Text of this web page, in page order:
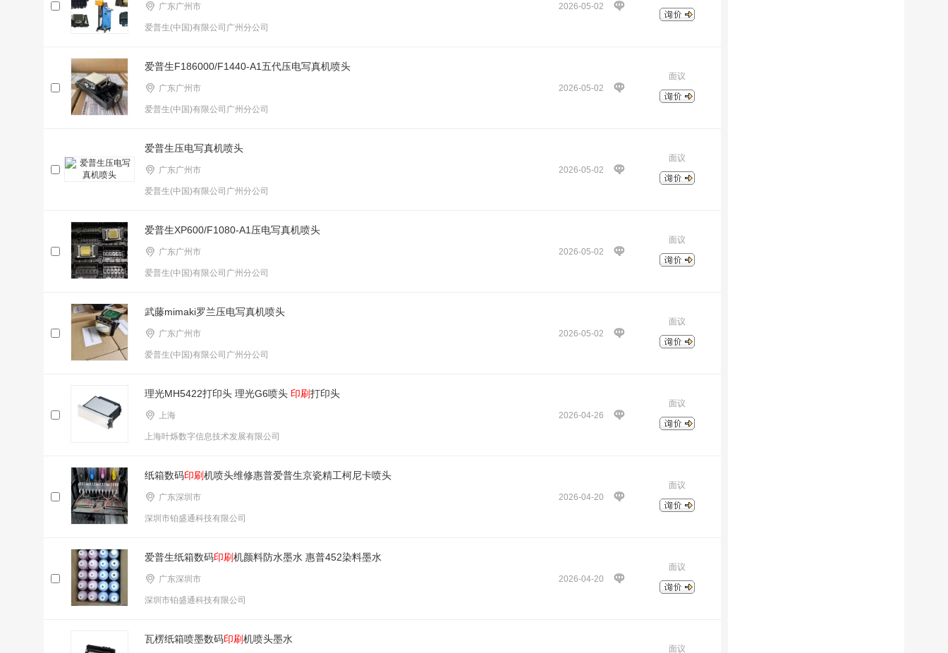
2026-05-02
广东广州市
爱普生(中国)有限公司广州分公司
爱普生F186000/F1440-A1五代压电写真机喷头
2026-05-02
广东广州市
爱普生(中国)有限公司广州分公司
面议
爱普生压电写真机喷头
2026-05-02
广东广州市
爱普生(中国)有限公司广州分公司
面议
爱普生XP600/F1080-A1压电写真机喷头
2026-05-02
广东广州市
爱普生(中国)有限公司广州分公司
面议
武藤mimaki罗兰压电写真机喷头
2026-05-02
广东广州市
爱普生(中国)有限公司广州分公司
面议
理光MH5422打印头 理光G6喷头 印刷打印头
2026-04-26
上海
上海叶烁数字信息技术发展有限公司
面议
纸箱数码印刷机喷头维修惠普爱普生京瓷精工柯尼卡喷头
2026-04-20
广东深圳市
深圳市铂盛通科技有限公司
面议
爱普生纸箱数码印刷机颜料防水墨水 惠普452染料墨水
2026-04-20
广东深圳市
深圳市铂盛通科技有限公司
面议
瓦楞纸箱喷墨数码印刷机喷头墨水
面议